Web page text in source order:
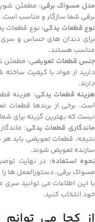
مدل مسواک برقی: مطمئن
برقی شما سازگار و مناسب است.
نوع قطعات یدکی: نوع قطعات
برای دندان های حساس و سری
مناسب هستند.
جنس قطعات تعویضی: مطمئن
دارید از مواد با کیفیت
دارند.
هزینه قطعات یدکی: هزینه
است. برخی از برندها قطعات
نیست که بهترین گزینه برای
ماندگاری قطعات یدکی:
نتیجه، قطعات تعویضی باید
سازنده تعویض شوند.
نحوه استفاده: در نهایت
مسواک برقی، دستورالعمل ها
با این اطلاعات می توانید
خود انتخاب کنید.